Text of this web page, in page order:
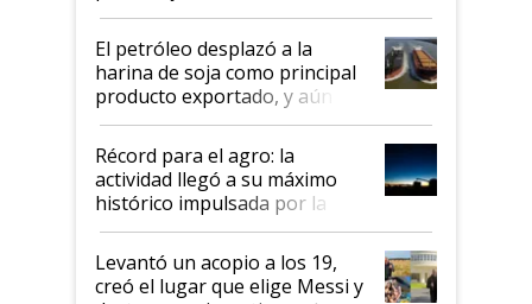
El petróleo desplazó a la
harina de soja como principal
producto exportado, y aún así
el agro aportó casi seis de cada
diez dólares y sostuvo el
liderazgo en un semestre
récord
Récord para el agro: la
actividad llegó a su máximo
histórico impulsada por la
cosecha y las exportaciones
Levantó un acopio a los 19,
creó el lugar que elige Messi y